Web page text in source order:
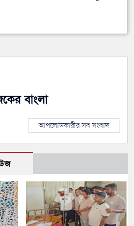
বাংলা
আপলোডকারীর সব সংবাদ